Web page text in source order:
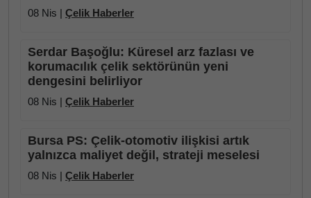
08 Nis | Çelik Haberler
Serdar Başoğlu: Küresel arz fazlası ve
korumacılık çelik sektörünün yeni
dengesini belirliyor
08 Nis | Çelik Haberler
Bursa PS: Çelik-otomotiv ilişkisi artık
yalnızca maliyet değil, strateji meselesi
08 Nis | Çelik Haberler